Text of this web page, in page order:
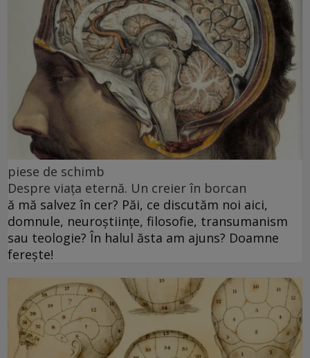
piese de schimb
Despre viața eternă. Un creier în borcan
ă mă salvez în cer? Păi, ce discutăm noi aici,
domnule, neuroștiințe, filosofie, transumanism
sau teologie? În halul ăsta am ajuns? Doamne
ferește!